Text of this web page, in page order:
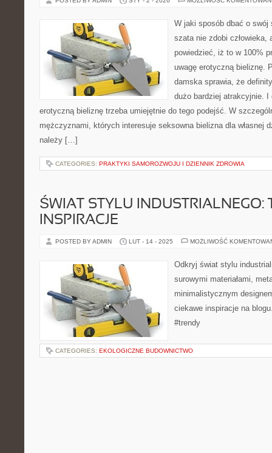
W jaki sposób dbać o
szata nie zdobi człowieka,
powiedzieć, iż to w 100%
uwagę erotyczną bieliznę.
damska sprawia, że
dużo bardziej atrakcyjnie. I
erotyczną bieliznę trzeba umiejętnie do tego podejść. W
mężczyznami, których interesuje seksowna bielizna dla własnej
należy […]
CATEGORIES: PRAKTYKI SAMOROZWOJU I DZIENNIK ZDROWIA
ŚWIAT STYLU INDUSTRIALNEGO:
INSPIRACJE
POSTED BY ADMIN LUT - 14 - 2025 MOŻLIWOŚĆ
Odkryj świat stylu
surowymi materiałami,
minimalistycznym
ciekawe inspiracje na
#trendy
CATEGORIES: EKOLOGICZNE BUDOWNICTWO